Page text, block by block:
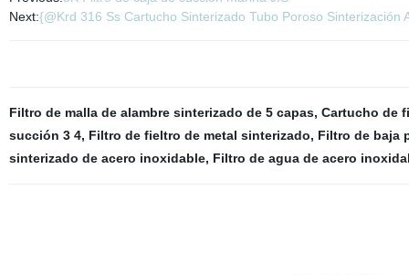
Next:{@Krd 316 Ss Cartucho Sinterizado Tubo Poroso Sinterización
Filtro de malla de alambre sinterizado de 5 capas, Cartucho de
succión 3 4, Filtro de fieltro de metal sinterizado, Filtro de baja
sinterizado de acero inoxidable, Filtro de agua de acero